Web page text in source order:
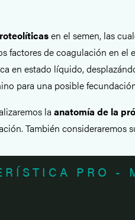
en el semen, las
factores de coagulación en el
en estado líquido,
para una posible
la anatomía de la
También consideraremos
PRO -